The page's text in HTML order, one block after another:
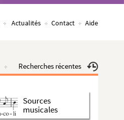
Actualités Contact Aide
Recherches récentes
Sources
musicales